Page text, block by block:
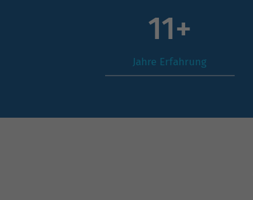
15+
Jahre Erfahrung